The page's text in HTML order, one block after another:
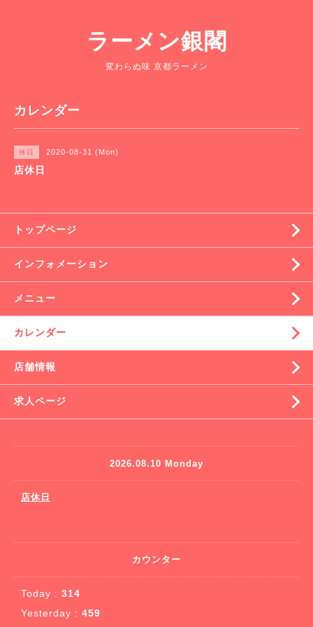
ラーメン銀閣
変わらぬ味 京都ラーメン
カレンダー
休日 2020-08-31 (Mon)
店休日
トップページ
インフォメーション
メニュー
カレンダー
店舗情報
求人ページ
2026.08.10 Monday
店休日
カウンター
Today : 314
Yesterday : 459